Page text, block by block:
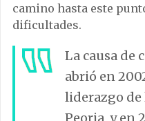
camino hasta este
dificultades.
La causa de
abrió en
liderazgo de
Peoria, y en